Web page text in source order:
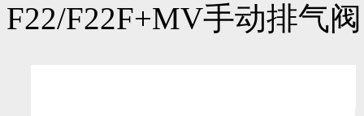
F22/F22F+MV手动排气